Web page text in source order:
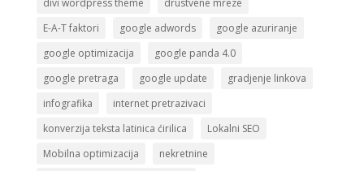
divi wordpress theme
drustvene mreze
E-A-T faktori
google adwords
google azuriranje
google optimizacija
google panda 4.0
google pretraga
google update
gradjenje linkova
infografika
internet pretrazivaci
konverzija teksta latinica ćirilica
Lokalni SEO
Mobilna optimizacija
nekretnine